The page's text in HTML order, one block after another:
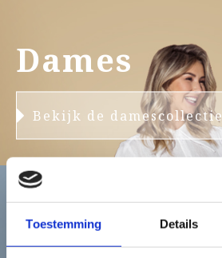
Toestemming Details
Dames
Bekijk de damescollectie
Heren